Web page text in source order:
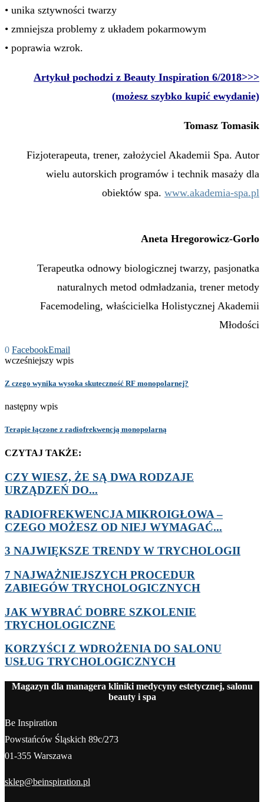
• unika sztywności twarzy
• zmniejsza problemy z układem pokarmowym
• poprawia wzrok.
Artykuł pochodzi z Beauty Inspiration 6/2018>>>
(możesz szybko kupić ewydanie)
Tomasz Tomasik
Fizjoterapeuta, trener, założyciel Akademii Spa. Autor
wielu autorskich programów i technik masaży dla
obiektów spa. www.akademia-spa.pl
Aneta Hregorowicz-Gorlo
Terapeutka odnowy biologicznej twarzy, pasjonatka
naturalnych metod odmładzania, trener metody
Facemodeling, właścicielka Holistycznej Akademii
Młodości
0 FacebookEmail
wcześniejszy wpis
Z czego wynika wysoka skuteczność RF monopolarnej?
następny wpis
Terapie łączone z radiofrekwencją monopolarną
CZYTAJ TAKŻE:
CZY WIESZ, ŻE SĄ DWA RODZAJE
URZĄDZEŃ DO...
RADIOFREKWENCJA MIKROIGŁOWA –
CZEGO MOŻESZ OD NIEJ WYMAGAĆ...
3 NAJWIĘKSZE TRENDY W TRYCHOLOGII
7 NAJWAŻNIEJSZYCH PROCEDUR
ZABIEGÓW TRYCHOLOGICZNYCH
JAK WYBRAĆ DOBRE SZKOLENIE
TRYCHOLOGICZNE
KORZYŚCI Z WDROŻENIA DO SALONU
USŁUG TRYCHOLOGICZNYCH
Magazyn dla managera kliniki medycyny estetycznej, salonu
beauty i spa
Be Inspiration
Powstańców Śląskich 89c/273
01-355 Warszawa
sklep@beinspiration.pl